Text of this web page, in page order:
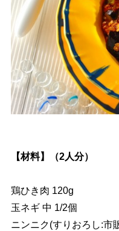
【材料】（2人分）
鶏ひき肉 120g
玉ネギ 中 1/2個
ニンニク(すりおろし:市